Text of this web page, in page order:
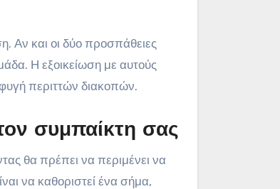
Αν και οι δύο προσπάθειες
Η εξοικείωση με αυτούς
περιττών διακοπών.
συμπαίκτη σας
θα πρέπει να περιμένει να
να καθοριστεί ένα σήμα,